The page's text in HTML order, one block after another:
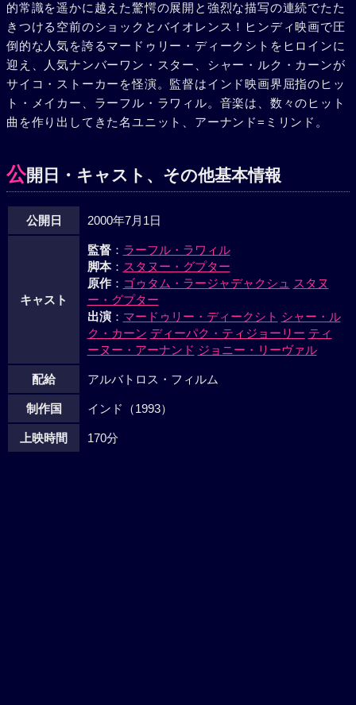
的常識を遥かに越えた驚愕の展開と強烈な描写の連続でたた
きつける空前のショックとバイオレンス！ヒンディ映画で圧
倒的な人気を誇るマードゥリー・ディークシトをヒロインに
迎え、人気ナンバーワン・スター、シャー・ルク・カーンが
サイコ・ストーカーを怪演。監督はインド映画界屈指のヒッ
ト・メイカー、ラーフル・ラワィル。音楽は、数々のヒット
曲を作り出してきた名ユニット、アーナンド=ミリンド。
公開日・キャスト、その他基本情報
公開日 2000年7月1日
キャスト
監督： ラーフル・ラワィル
脚本： スタヌー・グプター
原作： ゴゥタム・ラージャデャクシュ スタヌ
ー・グプター
出演： マードゥリー・ディークシト シャー・ル
ク・カーン ディーパク・ティジョーリー ティ
ーヌー・アーナンド ジョニー・リーヴァル
配給 アルバトロス・フィルム
制作国 インド（1993）
上映時間 170分